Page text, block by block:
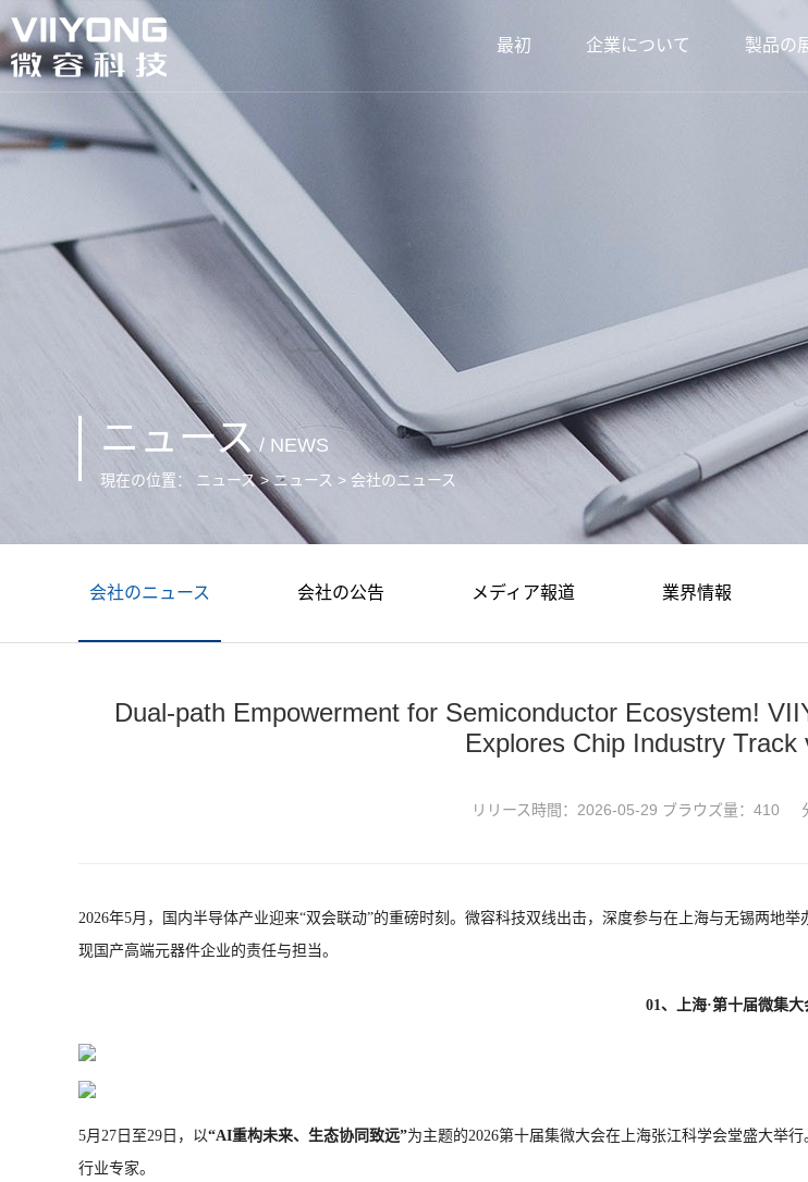
最初 企業について 製品の
ニュース / NEWS
現在の位置： ニュース > ニュース > 会社のニュース
会社のニュース 会社の公告 メディア報道 業界情報
Dual-path Empowerment for Semiconductor Ecosystem!
Explores Chip Industry
リリース時間：2026-05-29 ブラウズ量：410
2026年5月，国内半导体产业迎来“双会联动”的重磅时刻。微容科技双线出击，深度参与在上海与无锡两地
现国产高端元器件企业的责任与担当。
01、上海·第十届微集大
5月27日至29日，以“AI重构未来、生态协同致远”为主题的2026第十届集微大会在上海张江科学会堂盛大举
行业专家。